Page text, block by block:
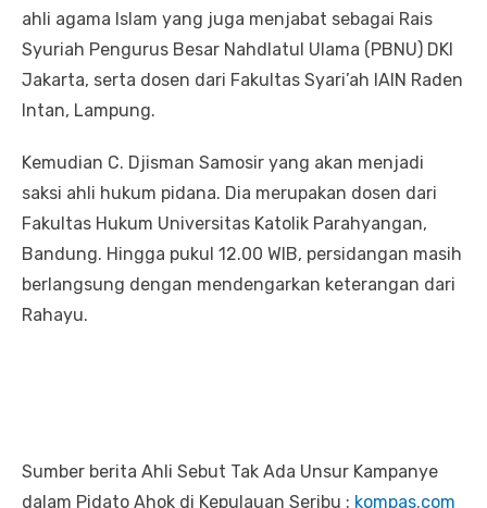
ahli agama Islam yang juga menjabat sebagai Rais
Syuriah Pengurus Besar Nahdlatul Ulama (PBNU) DKI
Jakarta, serta dosen dari Fakultas Syari’ah IAIN Raden
Intan, Lampung.
Kemudian C. Djisman Samosir yang akan menjadi
saksi ahli hukum pidana. Dia merupakan dosen dari
Fakultas Hukum Universitas Katolik Parahyangan,
Bandung. Hingga pukul 12.00 WIB, persidangan masih
berlangsung dengan mendengarkan keterangan dari
Rahayu.
Sumber berita Ahli Sebut Tak Ada Unsur Kampanye
dalam Pidato Ahok di Kepulauan Seribu : kompas.com